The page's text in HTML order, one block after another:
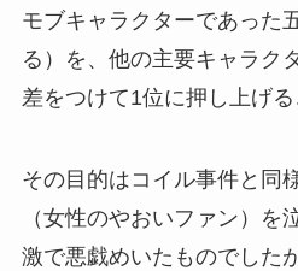
モブキャラクターであった
る）を、他の主要キャラク
差をつけて1位に押し上げる
その目的はコイル事件と同
（女性のやおいファン）を
激で悪戯めいたものでした